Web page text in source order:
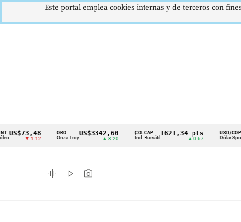
Cintillo
indicadores
económicos
▼ 1.12
ORO
Onza Troy
US$3342,60 COLCAP
Índ. Bursátil
1621,34 pts USD/COP
Dólar Spot
$4178
▲ 0.42
graphic_eq play_arrow photo_camera
Este portal emplea cookies internas y de terceros con